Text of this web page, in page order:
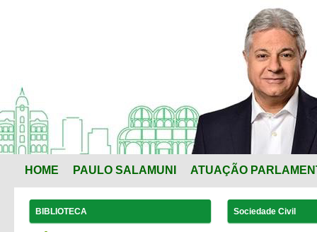
HOME PAULO SALAMUNI ATUAÇÃO
BIBLIOTECA Sociedade Civil